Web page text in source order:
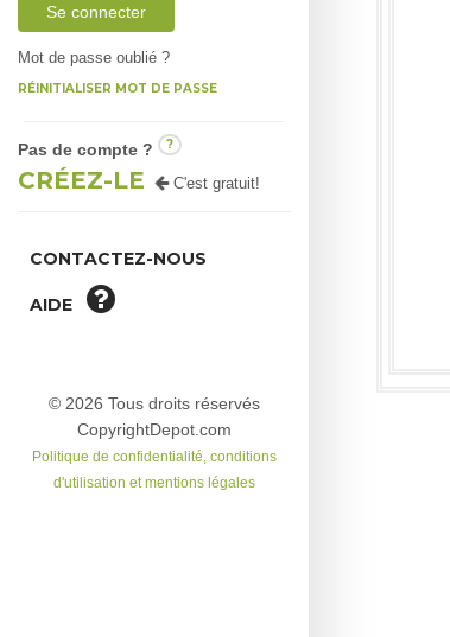
Se connecter
Mot de passe oublié ?
RÉINITIALISER MOT DE PASSE
Pas de compte ? ?
CRÉEZ-LE C'est gratuit!
CONTACTEZ-NOUS
AIDE
© 2026 Tous droits réservés
CopyrightDepot.com
Politique de confidentialité, conditions
d'utilisation et mentions légales